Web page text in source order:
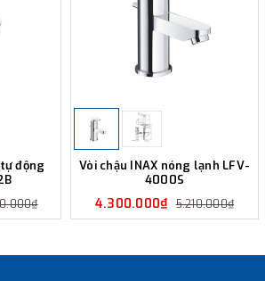
động
Vòi chậu INAX nóng lạnh LFV-
4000S
4.300.000₫ 5.210.000₫